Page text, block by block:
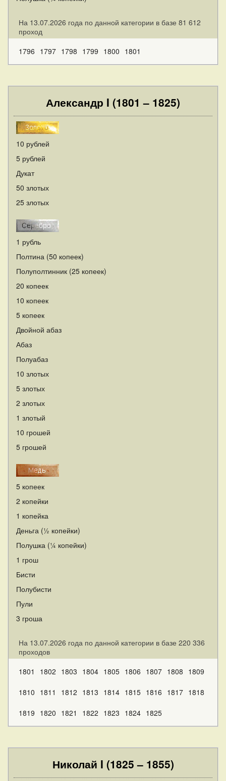
На 13.07.2026 года по данной категории в базе 81 612
проход
1796 1797 1798 1799 1800 1801
Александр I (1801 – 1825)
10 рублей
5 рублей
Дукат
50 злотых
25 злотых
1 рубль
Полтина (50 копеек)
Полуполтинник (25 копеек)
20 копеек
10 копеек
5 копеек
Двойной абаз
Абаз
Полуабаз
10 злотых
5 злотых
2 злотых
1 злотый
10 грошей
5 грошей
5 копеек
2 копейки
1 копейка
Деньга (½ копейки)
Полушка (¼ копейки)
1 грош
Бисти
Полубисти
Пули
3 гроша
На 13.07.2026 года по данной категории в базе 220 336
проходов
1801
1802 1803 1804 1805 1806 1807 1808 1809
1810 1811 1812 1813 1814 1815 1816 1817 1818
1819 1820 1821 1822 1823 1824 1825
Николай I (1825 – 1855)